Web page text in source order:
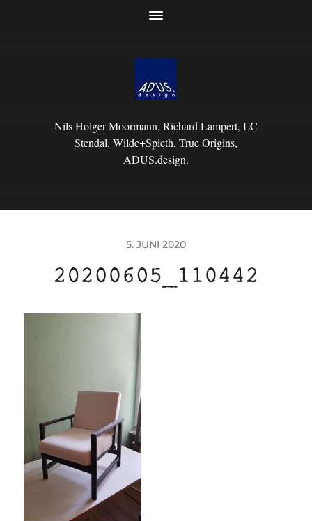
Nils Holger Moormann, Richard Lampert, LC
Stendal, Wilde+Spieth, True Origins,
ADUS.design.
5. JUNI 2020